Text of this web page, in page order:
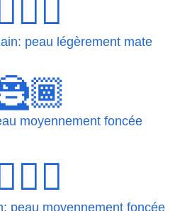
peau légèrement mate
moyennement foncée
peau moyennement foncée